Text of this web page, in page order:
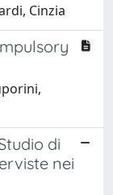
Cinzia
di
nei